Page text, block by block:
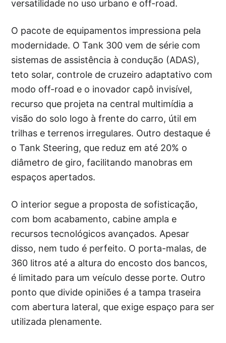
versatilidade no uso urbano e off-road.
O pacote de equipamentos impressiona pela
modernidade. O Tank 300 vem de série com
sistemas de assistência à condução (ADAS),
teto solar, controle de cruzeiro adaptativo com
modo off-road e o inovador capô invisível,
recurso que projeta na central multimídia a
visão do solo logo à frente do carro, útil em
trilhas e terrenos irregulares. Outro destaque é
o Tank Steering, que reduz em até 20% o
diâmetro de giro, facilitando manobras em
espaços apertados.
O interior segue a proposta de sofisticação,
com bom acabamento, cabine ampla e
recursos tecnológicos avançados. Apesar
disso, nem tudo é perfeito. O porta-malas, de
360 litros até a altura do encosto dos bancos,
é limitado para um veículo desse porte. Outro
ponto que divide opiniões é a tampa traseira
com abertura lateral, que exige espaço para ser
utilizada plenamente.